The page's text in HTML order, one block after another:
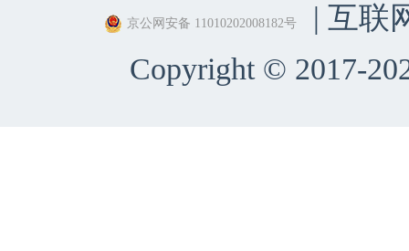
京公网安备 11010202008182号
| 互联
Copyright © 2017-